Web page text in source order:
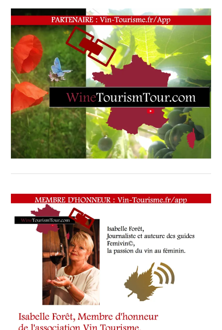
TV,
OENOTOURISME,
PARTENAIRES
VIN
TOURISME
PRODUCTEURS
TERROIR,
SALONS
INTERNATIONAUX ,
VIGNOBLES,
WINE
TASTING
VOUCHER,
WINE
TOURISM
WINETASTINGVOUCHER.COM